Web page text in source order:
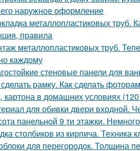
наружное оформление
металлопластиковых труб.
правила
металлопластиковых труб.
каждому
стеновые панели для
сделать рамку. Как сделать
картона в домашних условиях
для обивки двери входной.
панельной 9 ти этажки.
столбиков из кирпича. Техника
для перегородок. Толщина